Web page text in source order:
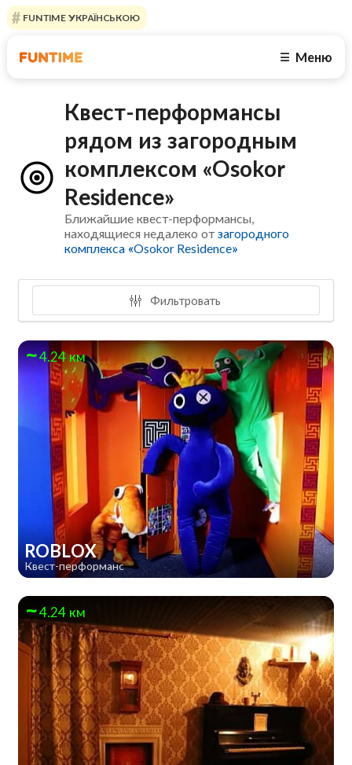
FUNTIME УКРАЇНСЬКОЮ
☰ Меню
Квест-перформансы
рядом из загородным
комплексом «Osokor
Residence»
Ближайшие квест-перформансы,
находящиеся недалеко отзагородного
комплекса «Osokor Residence»
Фильтровать
4.24 км
ROBLOX
Квест-перформанс
4.24 км